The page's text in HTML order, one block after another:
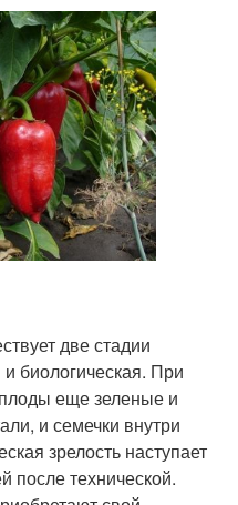
две стадии
биологическая. При
плоды еще зеленые и
и семечки внутри
зрелость наступает
после технической.